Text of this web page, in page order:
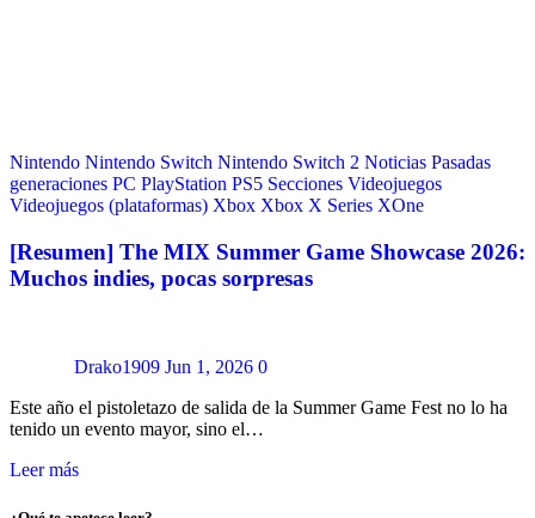
Nintendo Nintendo Switch Nintendo Switch 2 Noticias Pasadas
generaciones PC PlayStation PS5 Secciones Videojuegos
Videojuegos (plataformas) Xbox Xbox X Series XOne
[Resumen] The MIX Summer Game Showcase 2026:
Muchos indies, pocas sorpresas
Drako1909 Jun 1, 2026 0
Este año el pistoletazo de salida de la Summer Game Fest no lo ha
tenido un evento mayor, sino el…
Leer más